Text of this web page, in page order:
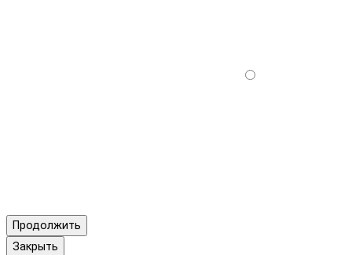
Продолжить
Закрыть